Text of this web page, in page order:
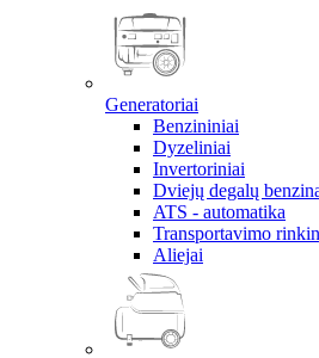
Generatoriai
Benzininiai
Dyzeliniai
Invertoriniai
Dviejų degalų
ATS - automatika
Transportavimo
Aliejai